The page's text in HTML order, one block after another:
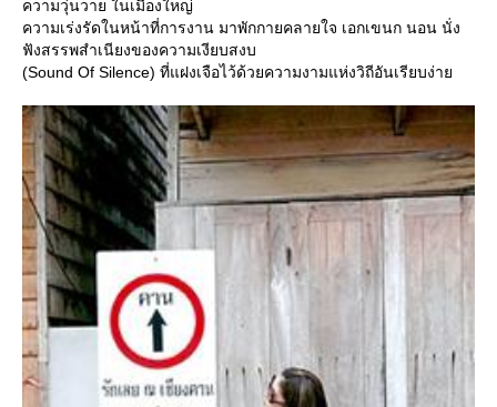
ความวุ่นวาย ในเมืองใหญ่
ความเร่งรัดในหน้าที่การงาน มาพักกายคลายใจ เอกเขนก นอน นั่ง
ฟังสรรพสำเนียงของความเงียบสงบ
(Sound Of Silence) ที่แฝงเจือไว้ด้วยความงามแห่งวิถีอันเรียบง่า